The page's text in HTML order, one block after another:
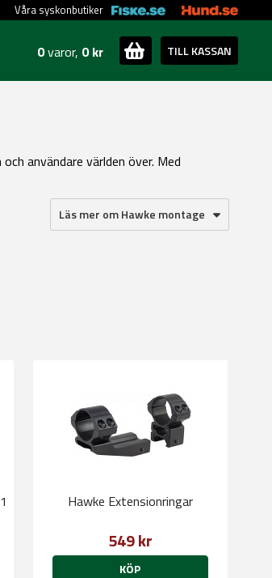
Våra syskonbutiker
0varor, 0 kr TILL KASSAN
användare världen över. Med
Läs mer om Hawke montage
Hawke Extensionringar
549 kr
KÖP